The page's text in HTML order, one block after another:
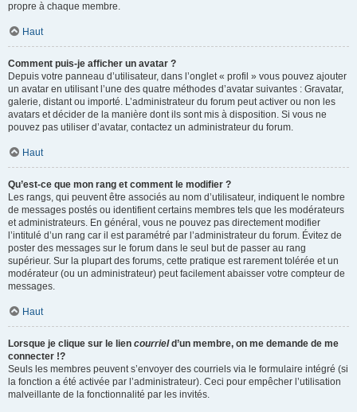
propre à chaque membre.
Haut
Comment puis-je afficher un avatar ?
Depuis votre panneau d’utilisateur, dans l’onglet « profil » vous pouvez ajouter
un avatar en utilisant l’une des quatre méthodes d’avatar suivantes : Gravatar,
galerie, distant ou importé. L’administrateur du forum peut activer ou non les
avatars et décider de la manière dont ils sont mis à disposition. Si vous ne
pouvez pas utiliser d’avatar, contactez un administrateur du forum.
Haut
Qu’est-ce que mon rang et comment le modifier ?
Les rangs, qui peuvent être associés au nom d’utilisateur, indiquent le nombre
de messages postés ou identifient certains membres tels que les modérateurs
et administrateurs. En général, vous ne pouvez pas directement modifier
l’intitulé d’un rang car il est paramétré par l’administrateur du forum. Évitez de
poster des messages sur le forum dans le seul but de passer au rang
supérieur. Sur la plupart des forums, cette pratique est rarement tolérée et un
modérateur (ou un administrateur) peut facilement abaisser votre compteur de
messages.
Haut
Lorsque je clique sur le lien courrield’un membre, on me demande de me
connecter !?
Seuls les membres peuvent s’envoyer des courriels via le formulaire intégré (si
la fonction a été activée par l’administrateur). Ceci pour empêcher l’utilisation
malveillante de la fonctionnalité par les invités.